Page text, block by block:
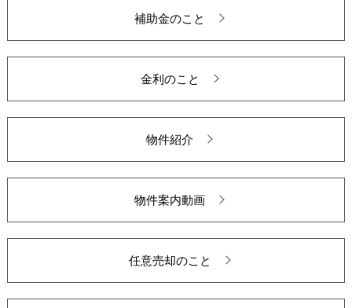
補助金のこと
金利のこと
物件紹介
物件案内動画
任意売却のこと